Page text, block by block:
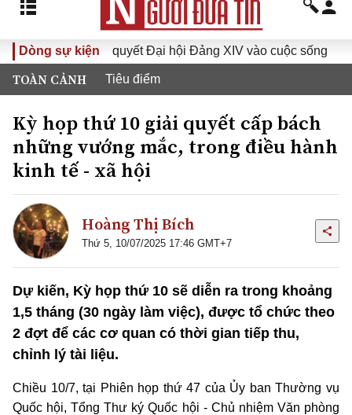
Dòng sự kiện
Đưa Nghị quyết Đại hội Đảng XIV vào cuộc sống
TOÀN CẢNH Tiêu điểm
Kỳ họp thứ 10 giải quyết cấp bách
những vướng mắc, trong điều hành
kinh tế - xã hội
Hoàng Thị Bích
Thứ 5, 10/07/2025 17:46 GMT+7
Dự kiến, Kỳ họp thứ 10 sẽ diễn ra trong khoảng
1,5 tháng (30 ngày làm việc), được tổ chức theo
2 đợt để các cơ quan có thời gian tiếp thu,
chỉnh lý tài liệu.
Chiều 10/7, tại Phiên họp thứ 47 của Ủy ban Thường vụ
Quốc hội, Tổng Thư ký Quốc hội - Chủ nhiệm Văn phòng